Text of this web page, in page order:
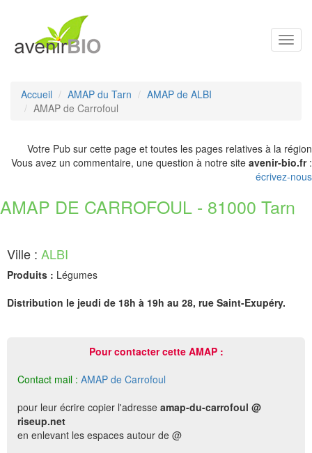
Accueil AMAP du Tarn
AMAP de ALBI
AMAP de Carrofoul
Votre Pub sur cette page et toutes les pages relatives à la région
Vous avez un commentaire, une question à notre site avenir-bio.fr:
écrivez-nous
AMAP DE CARROFOUL - 81000 Tarn
Ville : ALBI
Produits : Légumes
Distribution le jeudi de 18h à 19h au 28, rue Saint-Exupéry.
Pour contacter cette AMAP :
Contact mail : AMAP de Carrofoul
pour leur écrire copier l'adresse amap-du-carrofoul @
riseup.net
en enlevant les espaces autour de @